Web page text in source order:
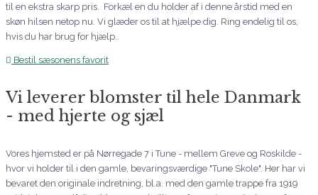
til en ekstra skarp pris. Forkæl en du holder af i denne årstid med en
skøn hilsen netop nu. Vi glæder os til at hjælpe dig. Ring endelig til os,
hvis du har brug for hjælp..
Bestil sæsonens favorit
Vi leverer blomster til hele Danmark
- med hjerte og sjæl
Vores hjemsted er på Nørregade 7 i Tune - mellem Greve og Roskilde -
hvor vi holder til i den gamle, bevaringsværdige "Tune Skole". Her har vi
bevaret den originale indretning, bl.a. med den gamle trappe fra 1919